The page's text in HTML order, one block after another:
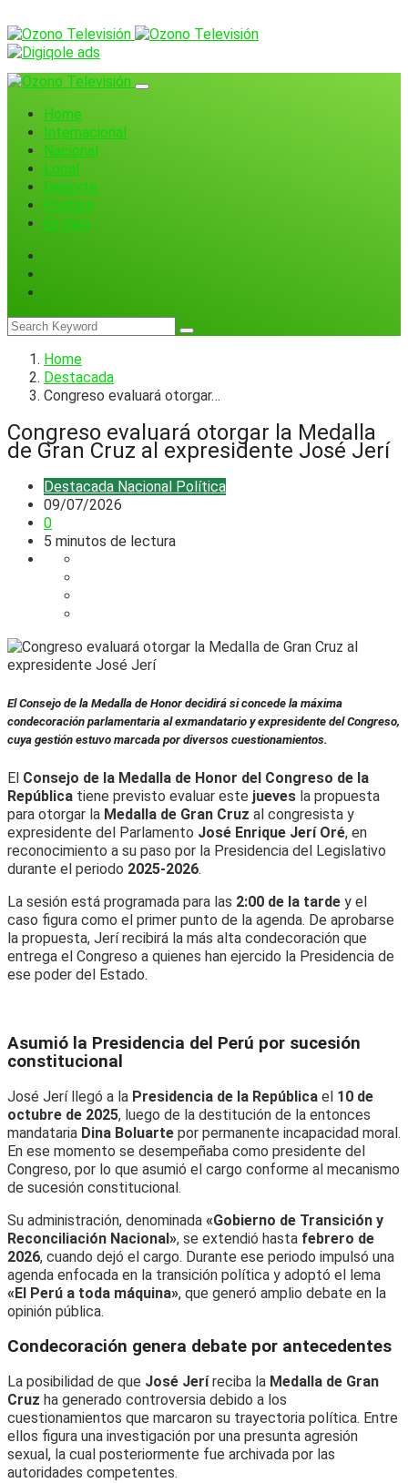
Home
Internacional
Nacional
Local
Deporte
Política
En Vivo
Home
Destacada
Congreso evaluará otorgar…
Congreso evaluará otorgar la Medalla
de Gran Cruz al expresidente José Jerí
Destacada Nacional Política
09/07/2026
0
5 minutos de lectura
El Consejo de la Medalla de Honor decidirá si concede la máxima
condecoración parlamentaria al exmandatario y expresidente del Congreso,
cuya gestión estuvo marcada por diversos cuestionamientos.
El Consejo de la Medalla de Honor del Congreso de la
República tiene previsto evaluar este jueves la propuesta
para otorgar la Medalla de Gran Cruz al congresista y
expresidente del Parlamento José Enrique Jerí Oré, en
reconocimiento a su paso por la Presidencia del Legislativo
durante el periodo 2025-2026.
La sesión está programada para las 2:00 de la tarde y el
caso figura como el primer punto de la agenda. De aprobarse
la propuesta, Jerí recibirá la más alta condecoración que
entrega el Congreso a quienes han ejercido la Presidencia de
ese poder del Estado.
Asumió la Presidencia del Perú por sucesión
constitucional
José Jerí llegó a la Presidencia de la República el 10 de
octubre de 2025, luego de la destitución de la entonces
mandataria Dina Boluarte por permanente incapacidad moral.
En ese momento se desempeñaba como presidente del
Congreso, por lo que asumió el cargo conforme al mecanismo
de sucesión constitucional.
Su administración, denominada «Gobierno de Transición y
Reconciliación Nacional», se extendió hasta febrero de
2026, cuando dejó el cargo. Durante ese periodo impulsó una
agenda enfocada en la transición política y adoptó el lema
«El Perú a toda máquina», que generó amplio debate en la
opinión pública.
Condecoración genera debate por antecedentes
La posibilidad de que José Jeríreciba la Medalla de Gran
Cruz ha generado controversia debido a los
cuestionamientos que marcaron su trayectoria política. Entre
ellos figura una investigación por una presunta agresión
sexual, la cual posteriormente fue archivada por las
autoridades competentes.